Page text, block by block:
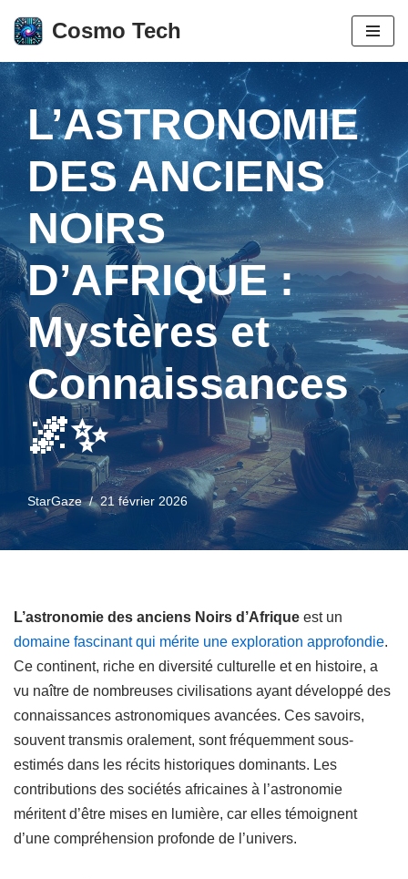
Aller
au
contenu
Cosmo Tech
L’ASTRONOMIE
DES ANCIENS
NOIRS
D’AFRIQUE :
Mystères et
Connaissances
🌌✨
StarGaze 21 février 2026
L’astronomie des anciens Noirs d’Afrique est un
domaine fascinant qui mérite une exploration approfondie.
Ce continent, riche en diversité culturelle et en histoire, a
vu naître de nombreuses civilisations ayant développé des
connaissances astronomiques avancées. Ces savoirs,
souvent transmis oralement, sont fréquemment sous-
estimés dans les récits historiques dominants. Les
contributions des sociétés africaines à l’astronomie
méritent d’être mises en lumière, car elles témoignent
d’une compréhension profonde de l’univers.